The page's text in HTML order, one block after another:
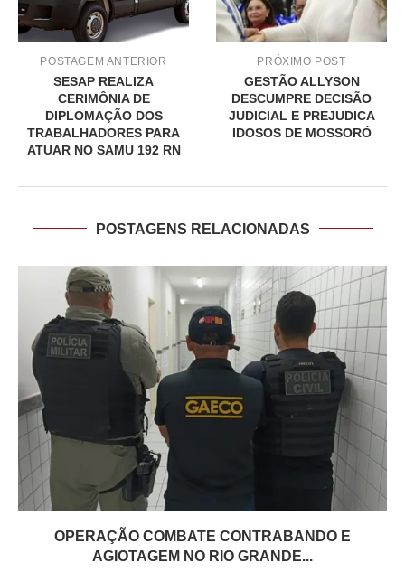
POSTAGEM ANTERIOR
SESAP REALIZA
CERIMÔNIA DE
DIPLOMAÇÃO DOS
TRABALHADORES PARA
ATUAR NO SAMU 192 RN
PRÓXIMO POST
GESTÃO ALLYSON
DESCUMPRE DECISÃO
JUDICIAL E PREJUDICA
IDOSOS DE MOSSORÓ
POSTAGENS RELACIONADAS
OPERAÇÃO COMBATE CONTRABANDO E
AGIOTAGEM NO RIO GRANDE...